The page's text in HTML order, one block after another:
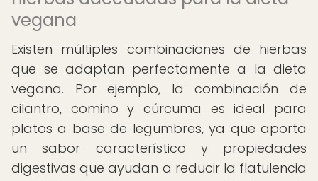
vegana
Existen múltiples combinaciones de hierbas
que se adaptan perfectamente a la dieta
vegana. Por ejemplo, la combinación de
cilantro, comino y cúrcuma es ideal para
platos a base de legumbres, ya que aporta
un sabor característico y propiedades
digestivas que ayudan a reducir la flatulencia